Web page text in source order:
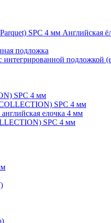
SPC 4 мм Английская
подложка
интегрированной подложкой
SPC 4 мм
SPC 4 мм
елочка 4 мм
SPC 4 мм